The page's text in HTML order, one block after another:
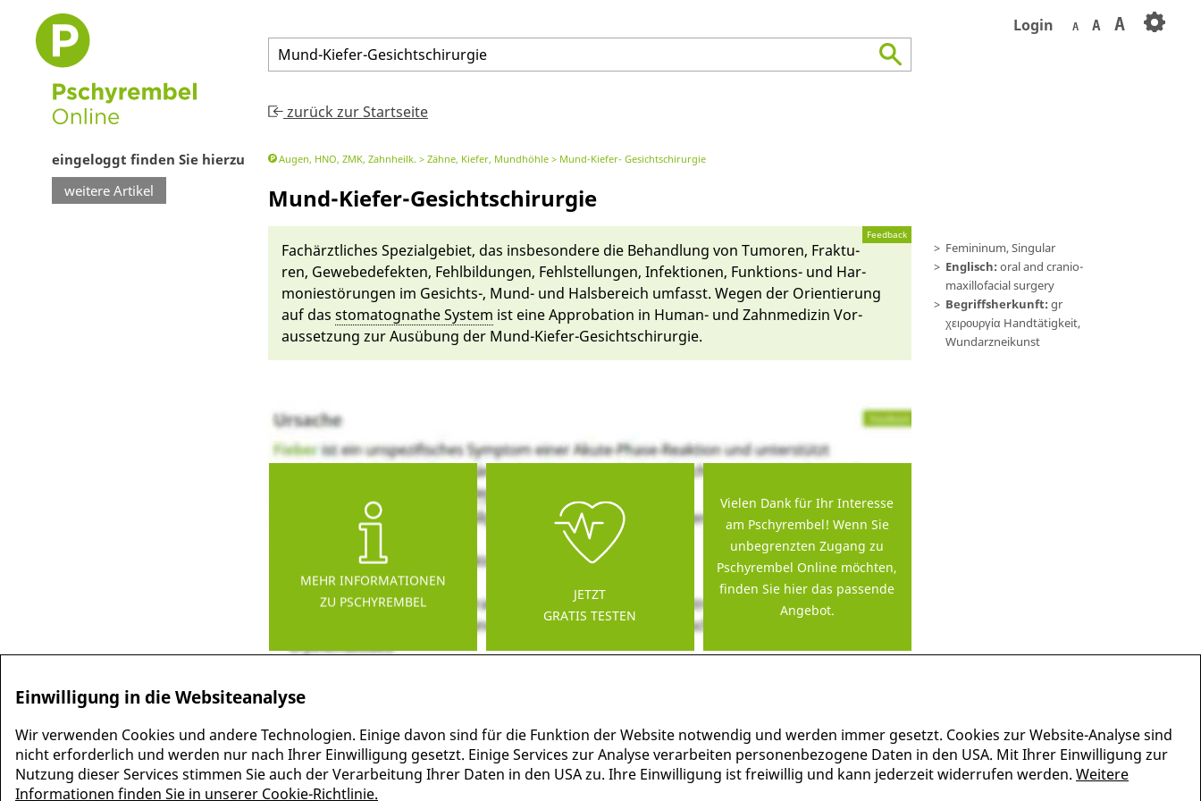
eingeloggt finden Sie hierzu
weitere Artikel
Login A A A
Mund-Kiefer-Gesichtschirurgie
zurück zur Startseite
Augen, HNO, ZMK, Zahnheilk. Zähne, Kiefer, Mundhöhle Mund-Kiefer- Gesichtschirurgie
Mund-Kiefer-Gesichtschirurgie
Femininum, Singular
Englisch: oral and cranio-
maxillofacial surgery
Begriffsherkunft: gr
χειρουργία Handtätig­keit,
Wundarznei­kunst
Feedback
Fachärzt­liches Spezi­al­gebiet, das ins­besonde­re die Behandlung von Tumoren, Fraktu­
ren, Gewebede­fekten, Fehlbildungen, Fehls­tellungen, In­fektionen, Funktions- und Har­
moniestörun­gen im Ge­sichts-, Mund- und Hals­bereich um­fasst. We­gen der Ori­entierung
auf das stomato­gna­the System ist ei­ne Ap­probati­on in Human- und Zahn­medizin Vor­
aussetzung zur Aus­ü­bung der Mund-Kiefer-Ge­sichtschirurgie.
MEHR INFORMATIONEN
ZU PSCHYREMBEL
JETZT
GRATIS TESTEN
Vielen Dank für Ihr Interesse
am Pschyrembel! Wenn Sie
unbegrenzten Zugang zu
Pschyrembel Online möchten,
finden Sie hier das passende
Angebot.
Einwilligung in die Websiteanalyse
Wir verwenden Cookies und andere Technologien. Einige davon sind für die Funktion der Website notwendig und werden immer gesetzt. Cookies zur Website-Analyse sind
nicht erforderlich und werden nur nach Ihrer Einwilligung gesetzt. Einige Services zur Analyse verarbeiten personenbezogene Daten in den USA. Mit Ihrer Einwilligung zur
Nutzung dieser Services stimmen Sie auch der Verarbeitung Ihrer Daten in den USA zu. Ihre Einwilligung ist freiwillig und kann jederzeit widerrufen werden. Weitere
Informationen finden Sie in unserer Cookie-Richtlinie.